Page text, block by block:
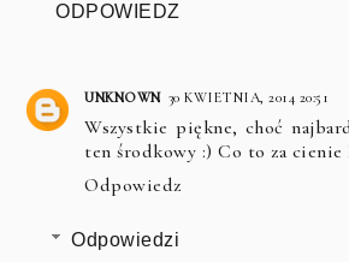
ODPOWIEDZ
UNKNOWN 30 KWIETNIA, 2014 20:51
Wszystkie piękne, choć
ten środkowy :) Co to za cienie
Odpowiedz
Odpowiedzi